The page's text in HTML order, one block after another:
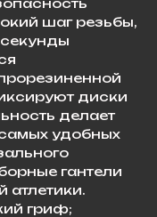
шаг резьбы,
диски
делает
удобных
гантели
атлетики.
гриф;